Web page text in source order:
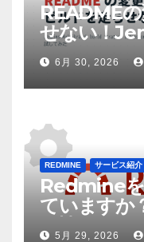
README
せない！
build
してみた
6月 30, 2026
REDMINE サービス紹介
Redmineを
ていますか
要性
5月 29, 2026